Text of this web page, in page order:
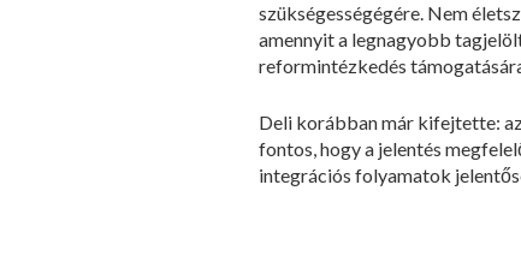
szükségességégére. Nem
amennyit a legnagyobb
reformintézkedés
Deli korábban már kifejtette:
fontos, hogy a jelentés
integrációs folyamatok